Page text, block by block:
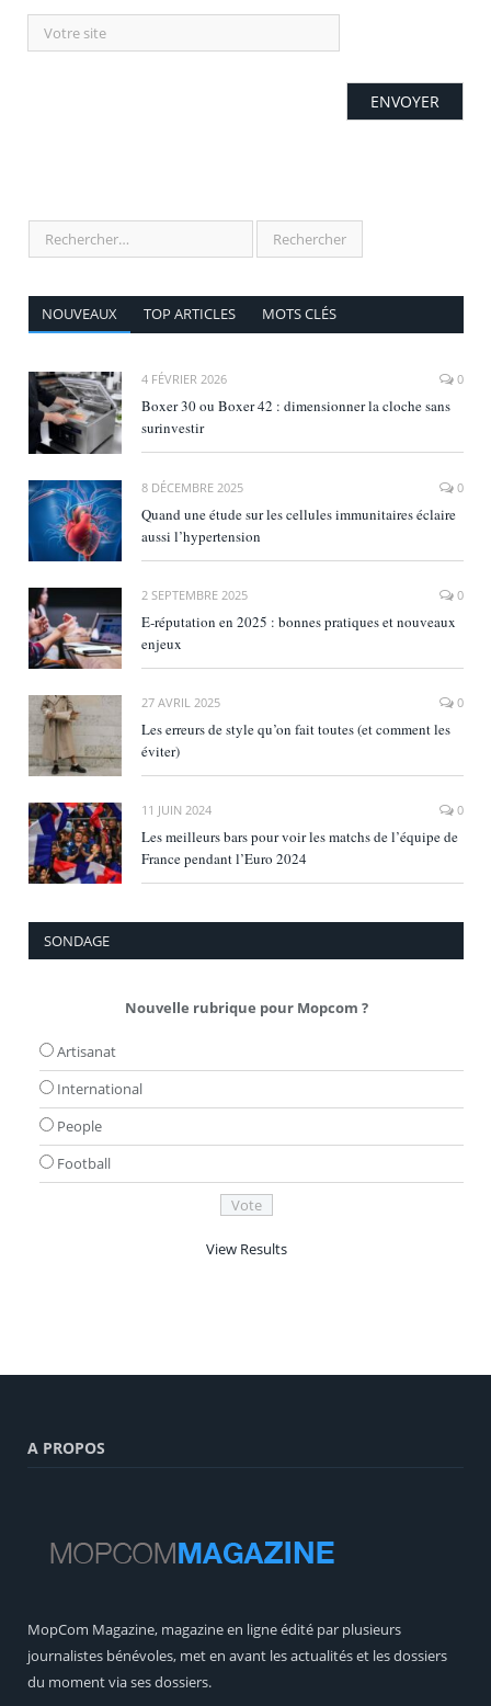
NOUVEAUX TOP ARTICLES MOTS CLÉS
4 FÉVRIER 2026 0
Boxer 30 ou Boxer 42 : dimensionner la cloche sans
surinvestir
8 DÉCEMBRE 2025 0
Quand une étude sur les cellules immunitaires éclaire
aussi l’hypertension
2 SEPTEMBRE 2025 0
E‑réputation en 2025 : bonnes pratiques et nouveaux
enjeux
27 AVRIL 2025 0
Les erreurs de style qu’on fait toutes (et comment les
éviter)
11 JUIN 2024 0
Les meilleurs bars pour voir les matchs de l’équipe de
France pendant l’Euro 2024
SONDAGE
Nouvelle rubrique pour Mopcom ?
Artisanat
International
People
Football
View Results
A PROPOS
MopCom Magazine, magazine en ligne édité par plusieurs
journalistes bénévoles, met en avant les actualités et les dossiers
du moment via ses dossiers.